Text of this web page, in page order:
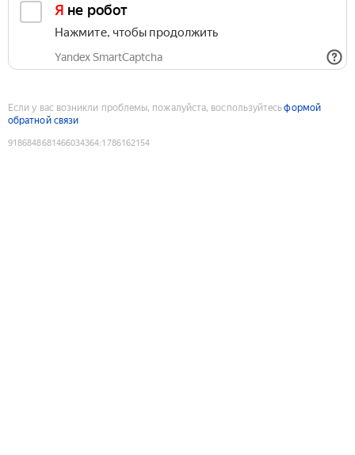
Я не робот
Нажмите, чтобы продолжить
Yandex SmartCaptcha
Если у вас возникли проблемы, пожалуйста, воспользуйтесьформой
обратной связи
9186848681466034364:1786162154